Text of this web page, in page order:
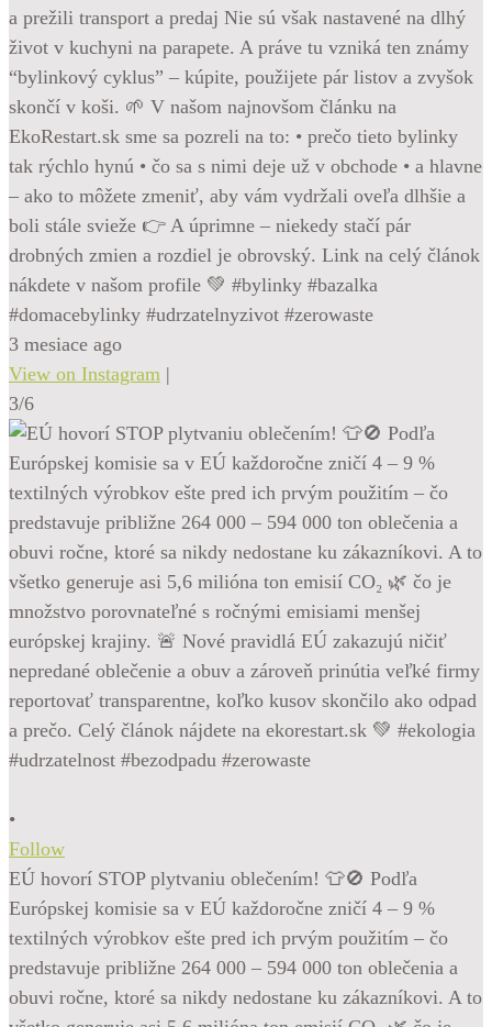
a prežili transport a predaj Nie sú však nastavené na dlhý
život v kuchyni na parapete. A práve tu vzniká ten známy
“bylinkový cyklus” – kúpite, použijete pár listov a zvyšok
skončí v koši. 🌱 V našom najnovšom článku na
EkoRestart.sk sme sa pozreli na to: • prečo tieto bylinky
tak rýchlo hynú • čo sa s nimi deje už v obchode • a hlavne
– ako to môžete zmeniť, aby vám vydržali oveľa dlhšie a
boli stále svieže 👉 A úprimne – niekedy stačí pár
drobných zmien a rozdiel je obrovský. Link na celý článok
nákdete v našom profile 💚 #bylinky #bazalka
#domacebylinky #udrzatelnyzivot #zerowaste
3 mesiace ago
View on Instagram |
3/6
•
Follow
EÚ hovorí STOP plytvaniu oblečením! 👕🚫 Podľa
Európskej komisie sa v EÚ každoročne zničí 4 – 9 %
textilných výrobkov ešte pred ich prvým použitím – čo
predstavuje približne 264 000 – 594 000 ton oblečenia a
obuvi ročne, ktoré sa nikdy nedostane ku zákazníkovi. A to